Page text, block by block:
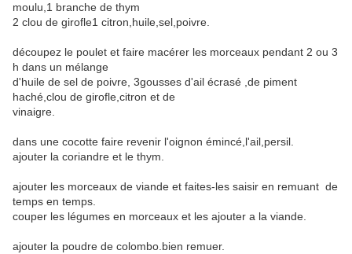
moulu,1 branche de thym
2 clou de girofle1 citron,huile,sel,poivre.
découpez le poulet et faire macérer les morceaux pendant 2 ou 3
h dans un mélange
d'huile de sel de poivre, 3gousses d'ail écrasé ,de piment
haché,clou de girofle,citron et de
vinaigre.
dans une cocotte faire revenir l'oignon émincé,l'ail,persil.
ajouter la coriandre et le thym.
ajouter les morceaux de viande et faites-les saisir en remuant de
temps en temps.
couper les légumes en morceaux et les ajouter a la viande.
ajouter la poudre de colombo.bien remuer.